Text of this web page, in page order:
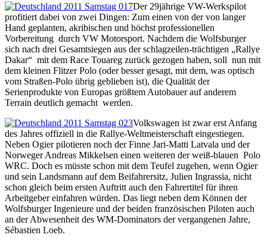
Der 29jährige VW-Werkspilot
profitiert dabei von zwei Dingen: Zum einen von der von langer
Hand geplanten, akribischen und höchst professionellen
Vorbereitung durch VW Motorsport. Nachdem die Wolfsburger
sich nach drei Gesamtsiegen aus der schlagzeilen-trächtigen „Rallye
Dakar“ mit dem Race Touareg zurück gezogen haben, soll nun mit
dem kleinen Flitzer Polo (oder besser gesagt, mit dem, was optisch
vom Straßen-Polo übrig geblieben ist), die Qualität der
Serienprodukte von Europas größtem Autobauer auf anderem
Terrain deutlich gemacht werden.
Volkswagen ist zwar erst Anfang
des Jahres offiziell in die Rallye-Weltmeisterschaft eingestiegen.
Neben Ogier pilotieren noch der Finne Jari-Matti Latvala und der
Norweger Andreas Mikkelsen einen weiteren der weiß-blauen Polo
WRC. Doch es müsste schon mit dem Teufel zugehen, wenn Ogier
und sein Landsmann auf dem Beifahrersitz, Julien Ingrassia, nicht
schon gleich beim ersten Auftritt auch den Fahrertitel für ihren
Arbeitgeber einfahren würden. Das liegt neben dem Können der
Wolfsburger Ingenieure und der beiden französischen Piloten auch
an der Abwesenheit des WM-Dominators der vergangenen Jahre,
Sébastien Loeb.